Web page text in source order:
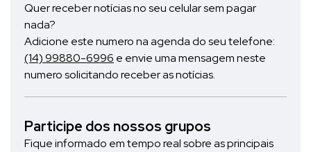
Quer receber notícias no seu celular sem pagar
nada?
Adicione este numero na agenda do seu telefone:
(14) 99880-6996 e envie uma mensagem neste
numero solicitando receber as notícias.
Participe dos nossos grupos
Fique informado em tempo real sobre as principais